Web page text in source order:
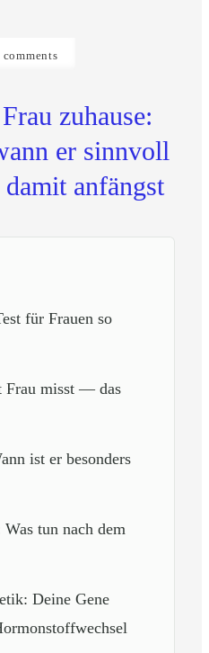
comments
zuhause:
er sinnvoll
anfängst
für Frauen so
Frau misst — das
ist er besonders
Was tun nach dem
Deine Gene